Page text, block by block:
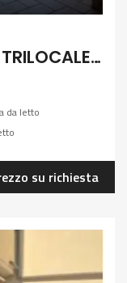
12A – SETTEMBRE- VADA, TRILOCALE CON TERRAZZA
da letto
su richiesta